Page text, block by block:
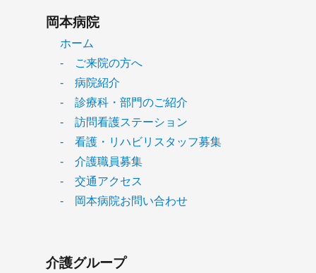
岡本病院
ホーム
- ご来院の方へ
- 病院紹介
- 診療科・部門のご紹介
- 訪問看護ステーション
- 看護・リハビリスタッフ募集
- 介護職員募集
- 交通アクセス
- 岡本病院お問い合わせ
介護グループ